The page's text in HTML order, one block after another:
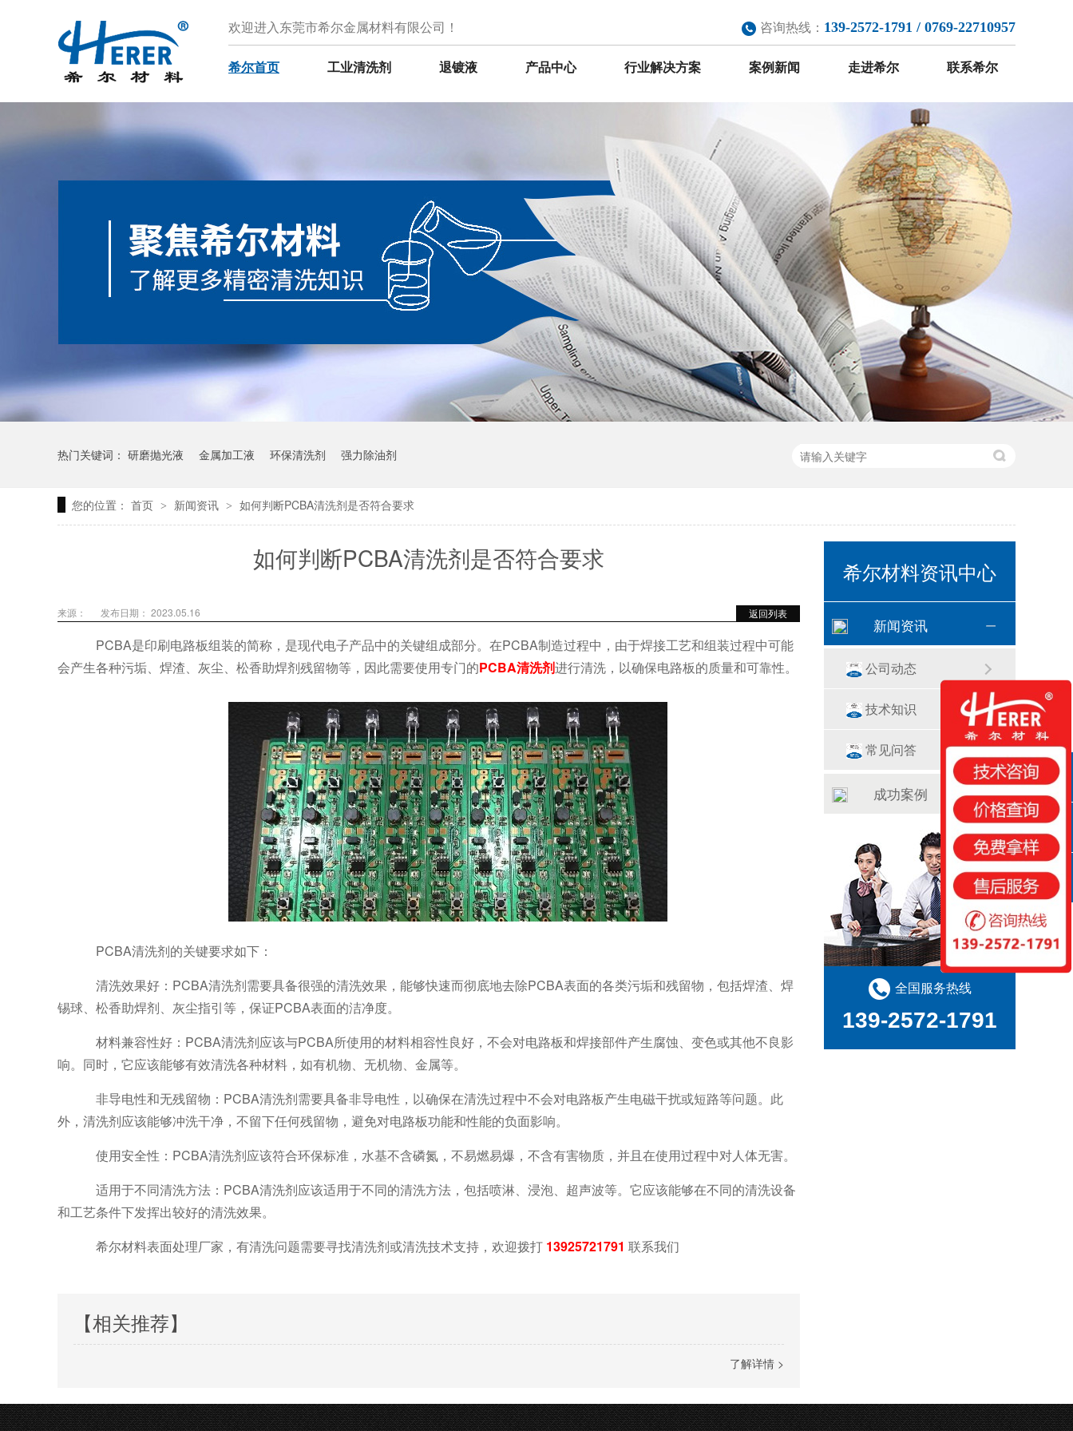
咨询热线： 139-2572-1791 / 0769-22710957
欢迎进入东莞市希尔金属材料有限公司！
希尔首页 工业清洗剂 退镀液 产品中心 行业解决方案 案例新闻 走进希尔 联系希尔
热门关键词： 研磨抛光液 金属加工液 环保清洗剂 强力除油剂
您的位置： 首页 > 新闻资讯 > 如何判断PCBA清洗剂是否符合要求
如何判断PCBA清洗剂是否符合要求
返回列表
来源： 发布日期： 2023.05.16
PCBA是印刷电路板组装的简称，是现代电子产品中的关键组成部分。在PCBA制造过程中，由于焊接工艺和组装过程中可能
会产生各种污垢、焊渣、灰尘、松香助焊剂残留物等，因此需要使用专门的PCBA清洗剂进行清洗，以确保电路板的质量和可靠性。
PCBA清洗剂的关键要求如下：
清洗效果好： PCBA清洗剂需要具备很强的清洗效果，能够快速而彻底地去除PCBA表面的各类污垢和残留物，包括焊渣、焊
锡球、松香助焊剂、灰尘指引等，保证PCBA表面的洁净度。
材料兼容性好： PCBA清洗剂应该与PCBA所使用的材料相容性良好，不会对电路板和焊接部件产生腐蚀、变色或其他不良影
响。同时，它应该能够有效清洗各种材料，如有机物、无机物、金属等。
非导电性和无残留物： PCBA清洗剂需要具备非导电性，以确保在清洗过程中不会对电路板产生电磁干扰或短路等问题。此
外，清洗剂应该能够冲洗干净，不留下任何残留物，避免对电路板功能和性能的负面影响。
使用安全性： PCBA清洗剂应该符合环保标准，水基不含磷氮，不易燃易爆，不含有害物质，并且在使用过程中对人体无害。
适用于不同清洗方法： PCBA清洗剂应该适用于不同的清洗方法，包括喷淋、浸泡、超声波等。它应该能够在不同的清洗设备
和工艺条件下发挥出较好的清洗效果。
希尔材料表面处理厂家，有清洗问题需要寻找清洗剂或清洗技术支持，欢迎拨打 13925721791 联系我们
【相关推荐】
了解详情 >
希尔材料资讯中心
新闻资讯
公司动态
技术知识
常见问答
成功案例
全国服务热线
139-2572-1791
QQ咨询
咨询热线
扫一扫